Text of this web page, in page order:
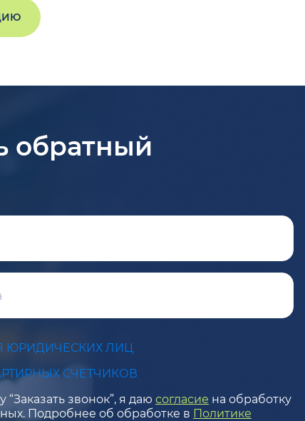
обратный
ЮРИДИЧЕСКИХ ЛИЦ
СЧЕТЧИКОВ
звонок”, я даю согласие на обработку
Подробнее об обработке в Политике